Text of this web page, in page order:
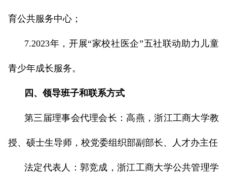
育公共服务中心；
7.2023年，开展“家校社医企”五社联动助力儿童
青少年成长服务。
四、领导班子和联系方式
第三届理事会代理会长：高燕，浙江工商大学教
授、硕士生导师，校党委组织部副部长、人才办主任
法定代表人：郭竞成，浙江工商大学公共管理学